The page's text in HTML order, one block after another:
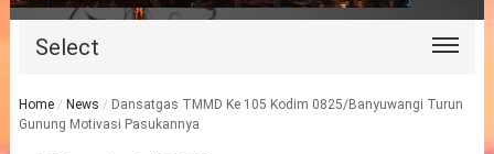
Select
Home / News / Dansatgas TMMD Ke 105 Kodim 0825/Banyuwangi Turun
Gunung Motivasi Pasukannya